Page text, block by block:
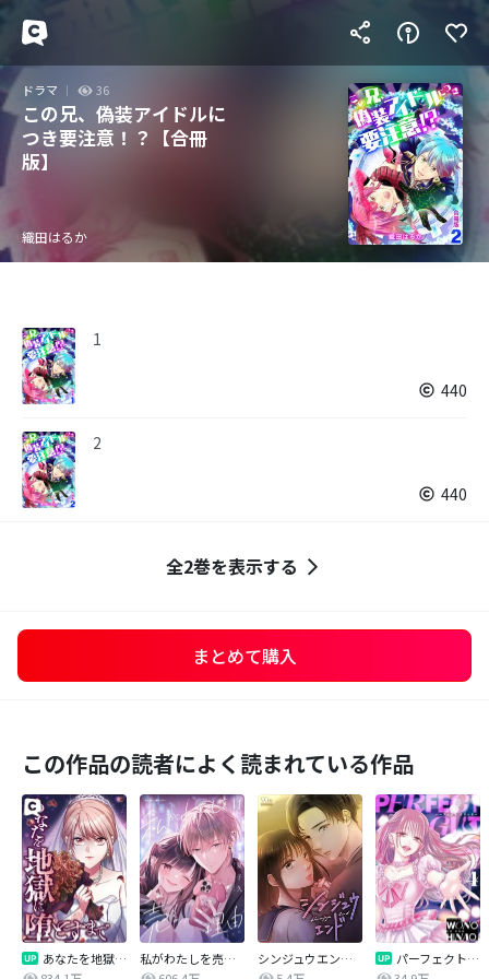
ドラマ 36
この兄、偽装アイドルに
つき要注意！？【合冊
版】
織田はるか
1
440
2
440
全2巻を表示する
まとめて購入
この作品の読者によく読まれている作品
あなたを地獄に堕とすまで
私がわたしを売る理由
シンジュウエンド【タテヨミ】
パーフェクトグリッター